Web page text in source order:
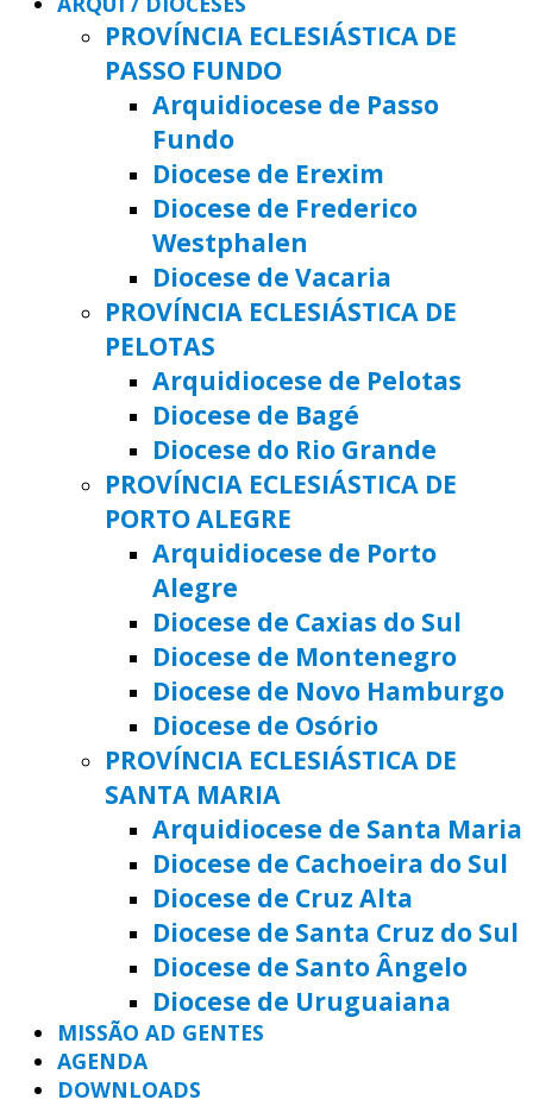
PROVÍNCIA ECLESIÁSTICA DE
PASSO FUNDO
Arquidiocese de Passo
Fundo
Diocese de Erexim
Diocese de Frederico
Westphalen
Diocese de Vacaria
PROVÍNCIA ECLESIÁSTICA DE
PELOTAS
Arquidiocese de Pelotas
Diocese de Bagé
Diocese do Rio Grande
PROVÍNCIA ECLESIÁSTICA DE
PORTO ALEGRE
Arquidiocese de Porto
Alegre
Diocese de Caxias do Sul
Diocese de Montenegro
Diocese de Novo Hamburgo
Diocese de Osório
PROVÍNCIA ECLESIÁSTICA DE
SANTA MARIA
Arquidiocese de Santa Maria
Diocese de Cachoeira do Sul
Diocese de Cruz Alta
Diocese de Santa Cruz do Sul
Diocese de Santo Ângelo
Diocese de Uruguaiana
MISSÃO AD GENTES
AGENDA
DOWNLOADS